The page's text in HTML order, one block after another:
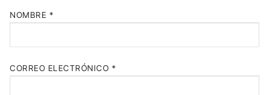
NOMBRE *
CORREO ELECTRÓNICO *